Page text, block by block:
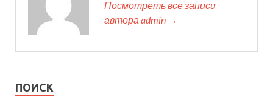
Посмотреть все записи
автора admin →
ПОИСК